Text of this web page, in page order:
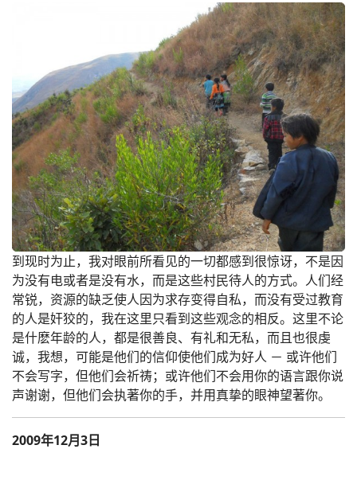
到现时为止，我对眼前所看见的一切都感到很惊讶，不是因
为没有电或者是没有水，而是这些村民待人的方式。人们经
常锐，资源的缺乏使人因为求存变得自私，而没有受过教育
的人是奸狡的，我在这里只看到这些观念的相反。这里不论
是什麽年龄的人，都是很善良、有礼和无私，而且也很虔
诚，我想，可能是他们的信仰使他们成为好人 － 或许他们
不会写字，但他们会祈祷；或许他们不会用你的语言跟你说
声谢谢，但他们会执著你的手，并用真挚的眼神望著你。
2009年12月3日